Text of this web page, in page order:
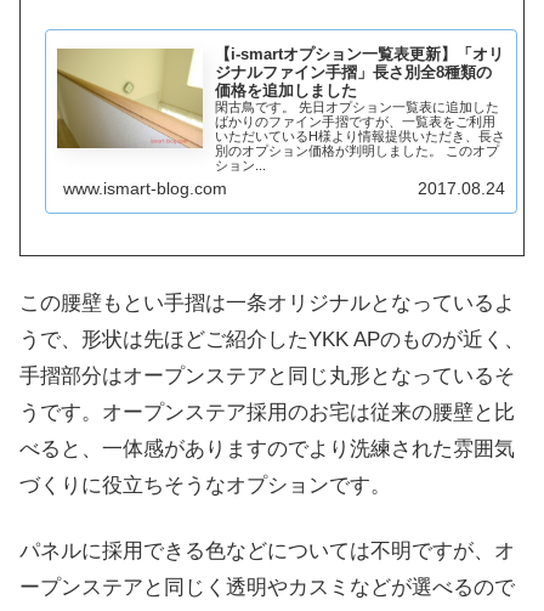
【i-smartオプション一覧表更新】「オリ
ジナルファイン手摺」長さ別全8種類の
価格を追加しました
閑古鳥です。 先日オプション一覧表に追加した
ばかりのファイン手摺ですが、一覧表をご利用
いただいているH様より情報提供いただき、長さ
別のオプション価格が判明しました。 このオプ
ション...
www.ismart-blog.com 2017.08.24
この腰壁もとい手摺は一条オリジナルとなっているよ
うで、形状は先ほどご紹介したYKK APのものが近く、
手摺部分はオープンステアと同じ丸形となっているそ
うです。オープンステア採用のお宅は従来の腰壁と比
べると、一体感がありますのでより洗練された雰囲気
づくりに役立ちそうなオプションです。
パネルに採用できる色などについては不明ですが、オ
ープンステアと同じく透明やカスミなどが選べるので